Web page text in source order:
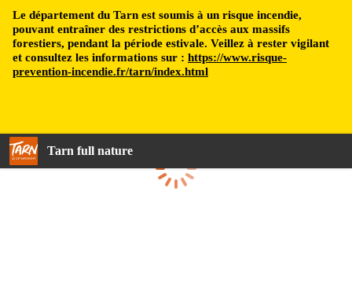
Le département du Tarn est soumis à un risque incendie,
pouvant entraîner des restrictions d’accès aux massifs
forestiers, pendant la période estivale. Veillez à rester vigilant
et consultez les informations sur : https://www.risque-
prevention-incendie.fr/tarn/index.html
Tarn full nature
Loading